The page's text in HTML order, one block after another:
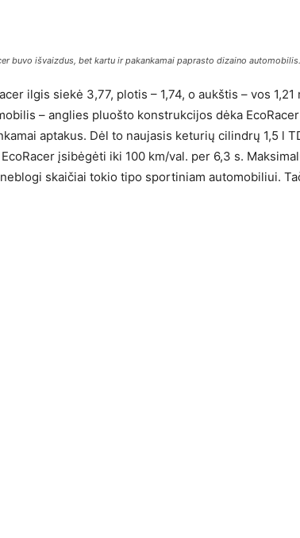
buvo išvaizdus, bet kartu ir pakankamai paprasto dizaino
ilgis siekė 3,77, plotis – 1,74, o aukštis – vos
– anglies pluošto konstrukcijos dėka
aptakus. Dėl to naujasis keturių cilindrų 1,5 l
įsibėgėti iki 100 km/val. per 6,3 s.
skaičiai tokio tipo sportiniam automobiliui.